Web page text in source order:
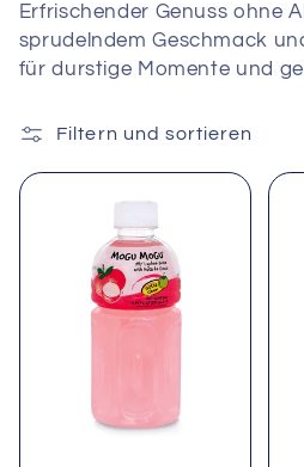
t
g
o
Erfrischender Genuss ohne
sprudelndem Geschmack
für durstige Momente und
Filtern und sortieren